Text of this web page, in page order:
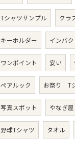
Tシャツサンプル クラ
キーホルダー インパク
ワンポイント 安い
ペアルック お祭り T
写真スポット やなぎ屋
野球Tシャツ タオル